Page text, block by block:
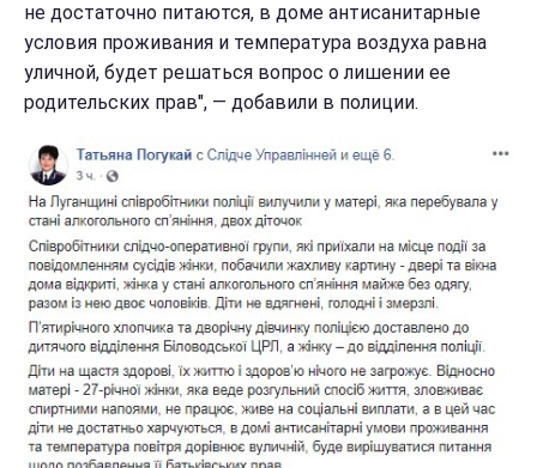
не достаточно питаются, в доме антисанитарные
условия проживания и температура воздуха равна
уличной, будет решаться вопрос о лишении ее
родительских прав", — добавили в полиции.